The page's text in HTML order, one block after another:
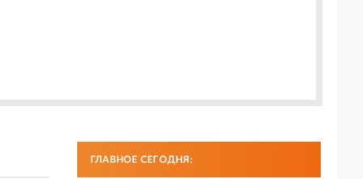
ГЛАВНОЕ СЕГОДНЯ: